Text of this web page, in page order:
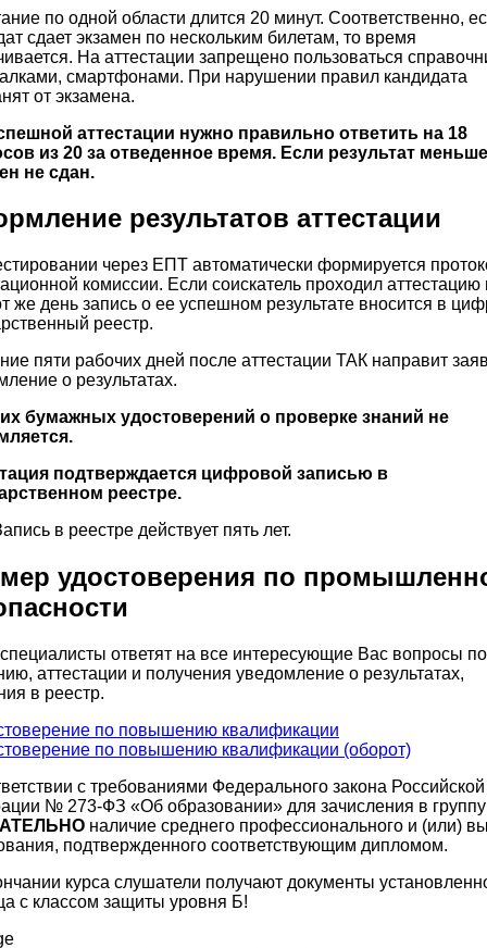
по одной области длится 20 минут. Соответственно,
сдает экзамен по нескольким билетам, то время
На аттестации запрещено пользоваться
смартфонами. При нарушении правил кандидата
от экзамена.
аттестации нужно правильно ответить на 18
из 20 за отведенное время. Если результат
не сдан.
результатов аттестации
через ЕПТ автоматически формируется
комиссии. Если соискатель проходил
же день запись о ее успешном результате вносится в
реестр.
пяти рабочих дней после аттестации ТАК направит
о результатах.
бумажных удостоверений о проверке знаний не
подтверждается цифровой записью в
реестре.
в реестре действует пять лет.
удостоверения по
ответят на все интересующие Вас вопросы по
аттестации и получения уведомление о результатах,
в реестр.
с требованиями Федерального закона Российской
№ 273-ФЗ «Об образовании» для зачисления в группу
наличие среднего профессионального и (или)
подтвержденного соответствующим дипломом.
курса слушатели получают документы
с классом защиты уровня Б!